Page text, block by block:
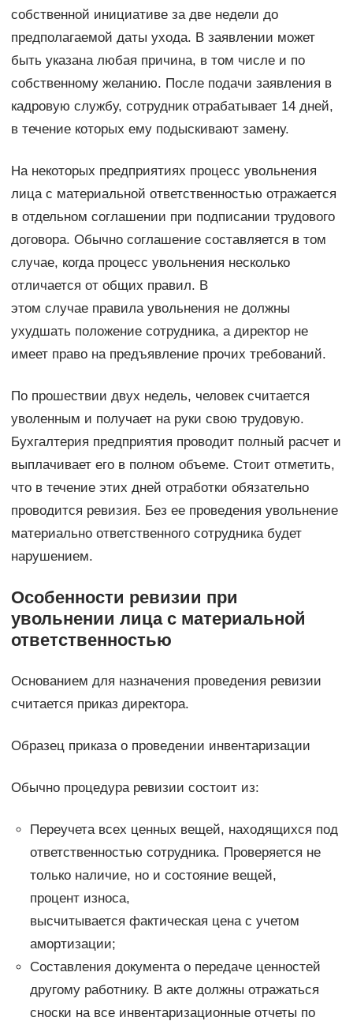
собственной инициативе за две недели до
предполагаемой даты ухода. В заявлении может
быть указана любая причина, в том числе и по
собственному желанию. После подачи заявления в
кадровую службу, сотрудник отрабатывает 14 дней,
в течение которых ему подыскивают замену.
На некоторых предприятиях процесс увольнения
лица с материальной ответственностью отражается
в отдельном соглашении при подписании трудового
договора. Обычно соглашение составляется в том
случае, когда процесс увольнения несколько
отличается от общих правил. В
этом случае правила увольнения не должны
ухудшать положение сотрудника, а директор не
имеет право на предъявление прочих требований.
По прошествии двух недель, человек считается
уволенным и получает на руки свою трудовую.
Бухгалтерия предприятия проводит полный расчет и
выплачивает его в полном объеме. Стоит отметить,
что в течение этих дней отработки обязательно
проводится ревизия. Без ее проведения увольнение
материально ответственного сотрудника будет
нарушением.
Особенности ревизии при
увольнении лица с материальной
ответственностью
Основанием для назначения проведения ревизии
считается приказ директора.
Образец приказа о проведении инвентаризации
Обычно процедура ревизии состоит из:
Переучета всех ценных вещей, находящихся под
ответственностью сотрудника. Проверяется не
только наличие, но и состояние вещей,
процент износа,
высчитывается фактическая цена с учетом
амортизации;
Составления документа о передаче ценностей
другому работнику. В акте должны отражаться
сноски на все инвентаризационные отчеты по